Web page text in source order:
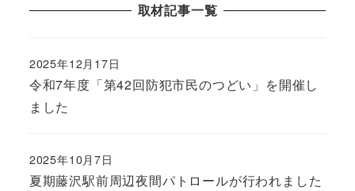
取材記事一覧
令和7年度「第42回防犯市民のつどい」を開催し
ました
2025年12月17日
夏期藤沢駅前周辺夜間パトロールが行われました
2025年10月7日